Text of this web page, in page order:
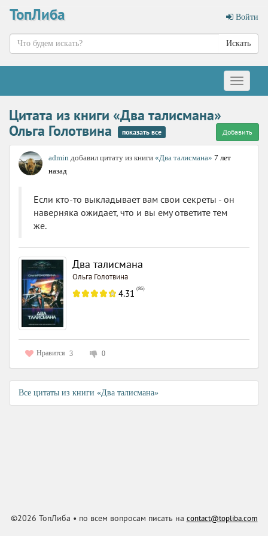
ТопЛиба Войти
Искать
Меню
Цитата из книги «Два талисмана»
Ольга Голотвина
показать все Добавить
admin добавил цитату из книги «Два талисмана» 7 лет
назад
Если кто-то выкладывает вам свои секреты - он
наверняка ожидает, что и вы ему ответите тем
же.
Два талисмана
Ольга Голотвина
4.31 (86)
Нравится 3 0
Все цитаты из книги «Два талисмана»
©2026 ТопЛиба • по всем вопросам писать на contact@topliba.com